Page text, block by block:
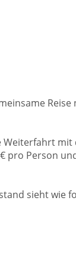
Person
sieht wie